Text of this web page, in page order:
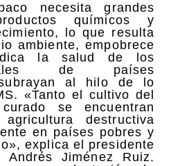
necesita grandes
químicos y
lo que resulta
ambiente, empobrece
la salud de los
de países
subrayan al hilo de lo
«Tanto el cultivo del
se encuentran
destructiva
en países pobres y
explica el presidente
Andrés Jiménez Ruiz.